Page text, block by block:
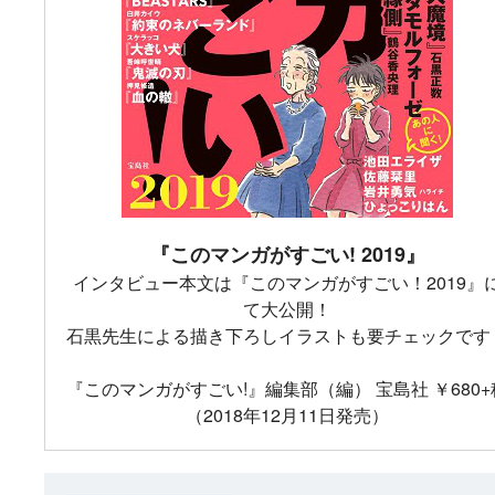
『このマンガがすごい! 2019』
インタビュー本文は『このマンガがすごい！2019』
て大公開！
石黒先生による描き下ろしイラストも要チェックです
『このマンガがすごい!』編集部（編） 宝島社 ￥
（2018年12月11日発売）